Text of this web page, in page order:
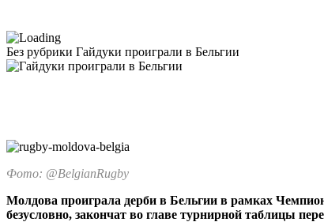
Без рубрики Гайдуки проиграли в Бельгии
Фото: @BelgianRugby
Молдова проиграла дерби в Бельгии в рамках
безусловно, закончат во главе турнирной таблицы